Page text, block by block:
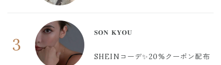
3
𝐒𝐎𝐍 𝐊𝐘𝐎𝐔
SHEINコーデ✨20%クーポン配布